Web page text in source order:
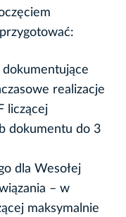
realizacje
liczącej
dokumentu do 3
dla Wesołej
– w
maksymalnie